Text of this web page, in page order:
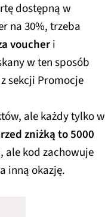
dostępną w
na 30%, trzeba
voucheri
w ten sposób
sekcji Promocje
ale każdy tylko w
zniżką to 5000
, ale kod zachowuje
inną okazję.